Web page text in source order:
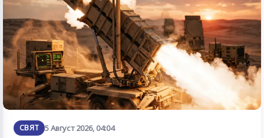
СВЯТ 5 Август 2026, 04:04